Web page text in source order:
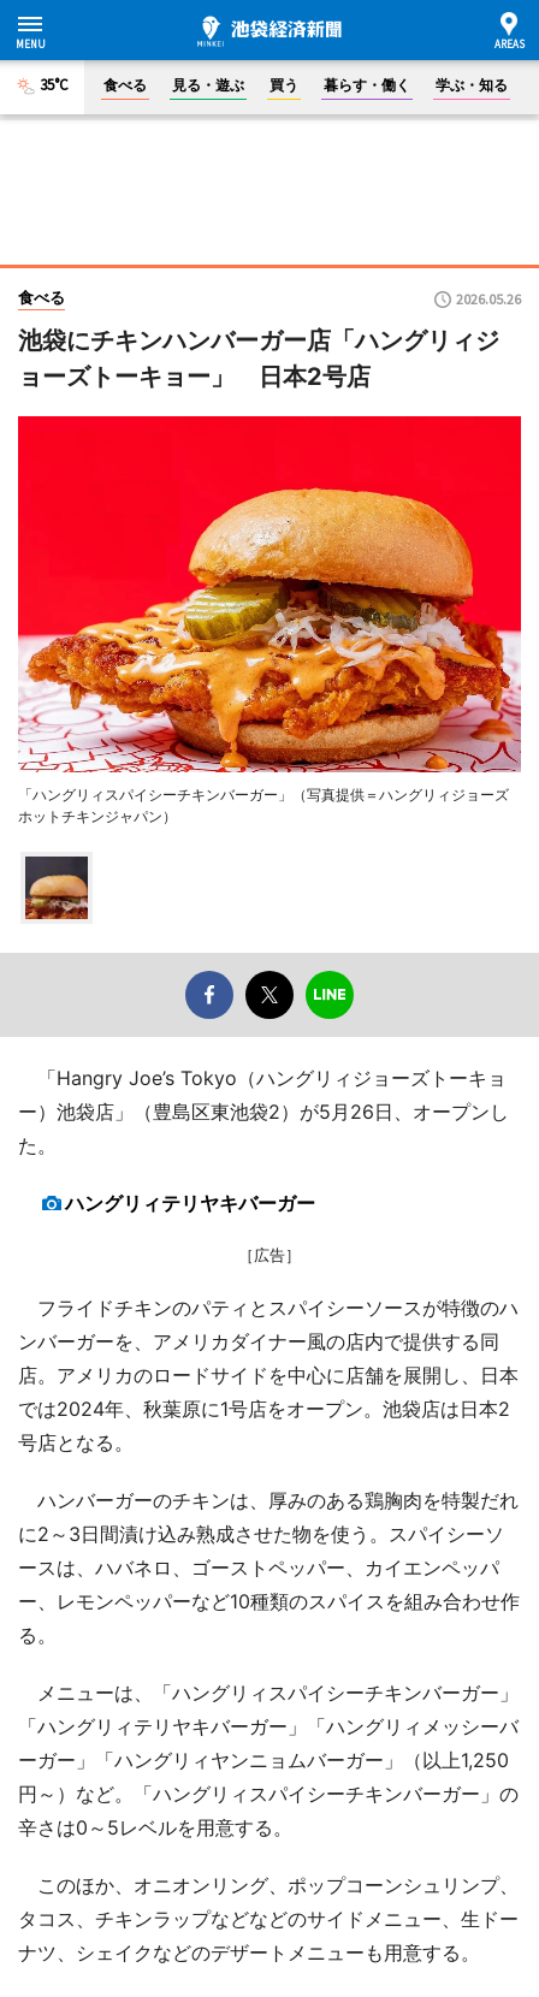
35°C 食べる 見る・遊ぶ 買う 暮らす・働く 学ぶ・知る
食べる 2026.05.26
池袋にチキンハンバーガー店「ハングリィジ
ョーズトーキョー」 日本2号店
「ハングリィスパイシーチキンバーガー」（写真提供＝ハングリィジョーズ
ホットチキンジャパン）
「Hangry Joe’s Tokyo（ハングリィジョーズトーキョ
ー）池袋店」（豊島区東池袋2）が5月26日、オープンし
た。
ハングリィテリヤキバーガー
［広告］
フライドチキンのパティとスパイシーソースが特徴のハ
ンバーガーを、アメリカダイナー風の店内で提供する同
店。アメリカのロードサイドを中心に店舗を展開し、日本
では2024年、秋葉原に1号店をオープン。池袋店は日本2
号店となる。
ハンバーガーのチキンは、厚みのある鶏胸肉を特製だれ
に2～3日間漬け込み熟成させた物を使う。スパイシーソ
ースは、ハバネロ、ゴーストペッパー、カイエンペッパ
ー、レモンペッパーなど10種類のスパイスを組み合わせ作
る。
メニューは、「ハングリィスパイシーチキンバーガー」
「ハングリィテリヤキバーガー」「ハングリィメッシーバ
ーガー」「ハングリィヤンニョムバーガー」（以上1,250
円～）など。「ハングリィスパイシーチキンバーガー」の
辛さは0～5レベルを用意する。
このほか、オニオンリング、ポップコーンシュリンプ、
タコス、チキンラップなどなどのサイドメニュー、生ドー
ナツ、シェイクなどのデザートメニューも用意する。